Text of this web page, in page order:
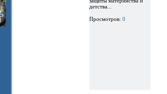
детства...
Просмотров: 0